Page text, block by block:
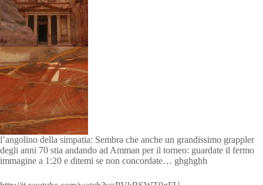
l’angolino della simpatia: Sembra che anche un grandissimo grappler
degli anni 70 stia andando ad Amman per il torneo: guardate il fermo
immagine a 1:20 e ditemi se non concordate… ghghghh